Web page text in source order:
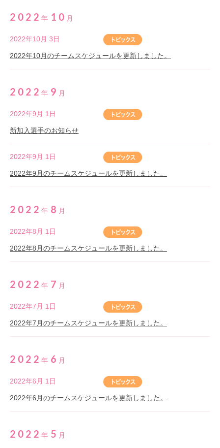
2022 年 10 月
2022年10月 3日
2022年10月のチームスケジュールを更新しました。
2022 年 9 月
2022年9月 1日
新加入選手のお知らせ
2022年9月 1日
2022年9月のチームスケジュールを更新しました。
2022 年 8 月
2022年8月 1日
2022年8月のチームスケジュールを更新しました。
2022 年 7 月
2022年7月 1日
2022年7月のチームスケジュールを更新しました。
2022 年 6 月
2022年6月 1日
2022年6月のチームスケジュールを更新しました。
2022 年 5 月